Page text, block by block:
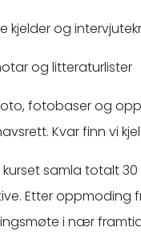
kjelder og
og litteraturlister
fotobaser og
Kvar finn vi
samla totalt
Etter oppmoding
i nær